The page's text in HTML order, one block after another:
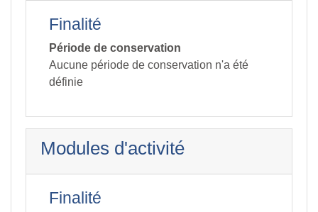
Finalité
Période de conservation
Aucune période de conservation n'a été
définie
Modules d'activité
Finalité